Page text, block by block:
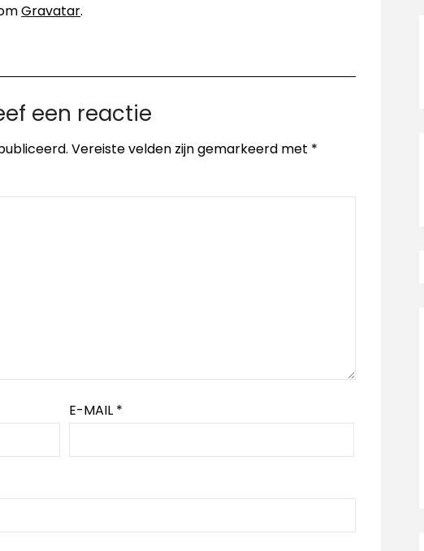
Gravatar.
een reactie
Vereiste velden zijn gemarkeerd met *
E-MAIL *